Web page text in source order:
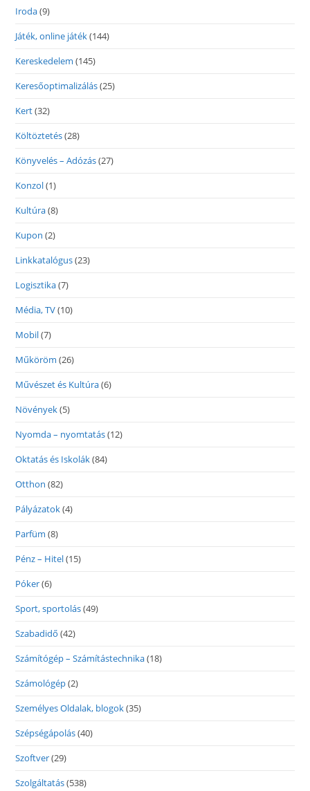
Iroda(9)
Játék, online játék(144)
Kereskedelem (145)
Keresőoptimalizálás(25)
Kert(32)
Költöztetés(28)
Könyvelés – Adózás(27)
Konzol(1)
Kultúra(8)
Kupon (2)
Linkkatalógus(23)
Logisztika(7)
Média, TV(10)
Mobil(7)
Műköröm (26)
Művészet és Kultúra(6)
Növények(5)
Nyomda – nyomtatás(12)
Oktatás és Iskolák(84)
Otthon (82)
Pályázatok(4)
Parfüm (8)
Pénz – Hitel(15)
Póker(6)
Sport, sportolás(49)
Szabadidő (42)
Számítógép – Számítástechnika(18)
Számológép(2)
Személyes Oldalak, blogok(35)
Szépségápolás(40)
Szoftver(29)
Szolgáltatás(538)